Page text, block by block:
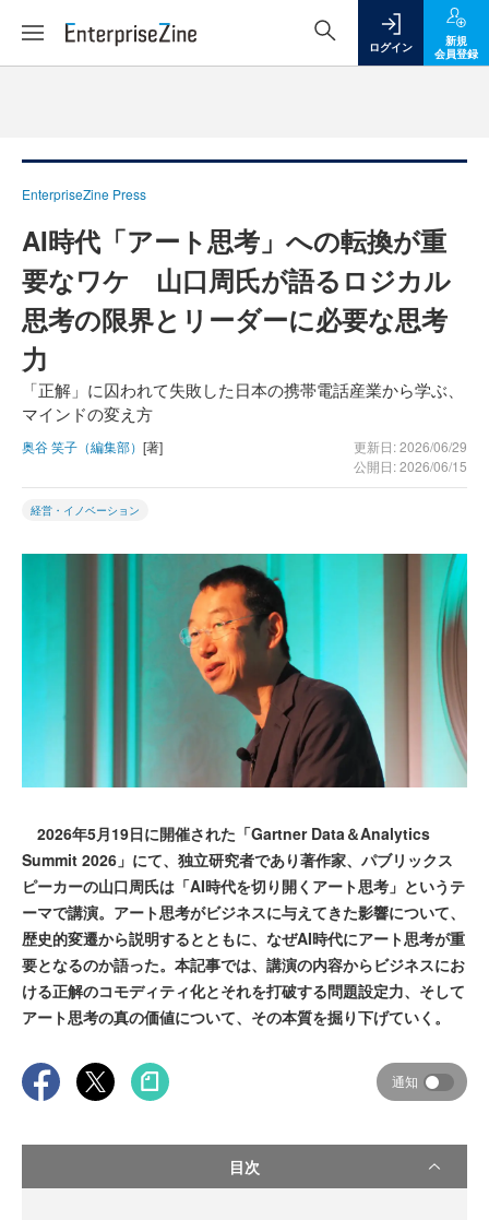
ログイン
新規
会員登録
EnterpriseZine Press
AI時代「アート思考」への転換が重
要なワケ 山口周氏が語るロジカル
思考の限界とリーダーに必要な思考
力
「正解」に囚われて失敗した日本の携帯電話産業から学ぶ、
マインドの変え方
奥谷 笑子（編集部） [著]
更新日: 2026/06/29
公開日: 2026/06/15
経営・イノベーション
2026年5月19日に開催された「Gartner Data＆Analytics
Summit 2026」にて、独立研究者であり著作家、パブリックス
ピーカーの山口周氏は「AI時代を切り開くアート思考」というテ
ーマで講演。アート思考がビジネスに与えてきた影響について、
歴史的変遷から説明するとともに、なぜAI時代にアート思考が重
要となるのか語った。本記事では、講演の内容からビジネスにお
ける正解のコモディティ化とそれを打破する問題設定力、そして
アート思考の真の価値について、その本質を掘り下げていく。
通知
目次